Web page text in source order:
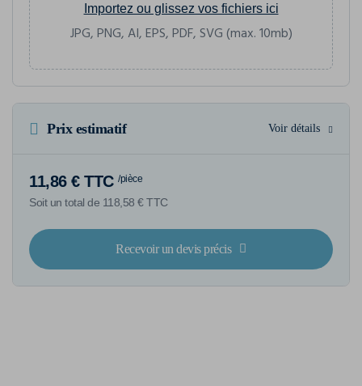
Importez ou glissez vos fichiers ici
JPG, PNG, AI, EPS, PDF, SVG (max. 10mb)
Prix estimatif Voir détails
11,86 € TTC /pièce
Soit un total de 118,58 € TTC
Recevoir un devis précis